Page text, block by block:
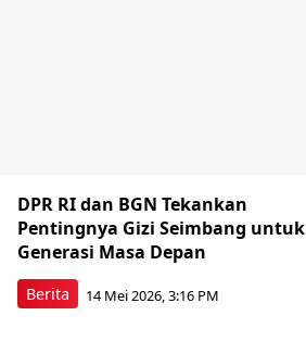
Berita
DPR RI dan BGN Tekankan
Pentingnya Gizi Seimbang untuk
Generasi Masa Depan
14 Mei 2026, 3:16 PM